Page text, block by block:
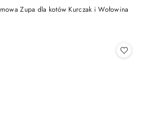
Zupa dla kotów Kurczak i Wołowina